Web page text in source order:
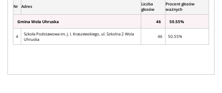
Nr Adres
Liczba
głosów
Procent głosów
ważnych
Gmina Wola Uhruska 46 50.55%
4
Szkoła Podstawowa im. J. I. Kraszewskiego, ul. Szkolna 2 Wola
Uhruska
46 50.55%